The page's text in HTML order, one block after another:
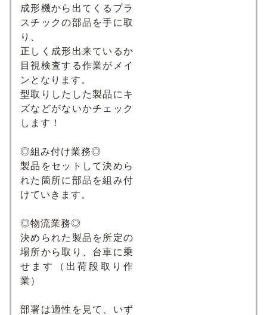
成形機から出てくるプラ
スチックの部品を⼿に取
り、
正しく成形出来ているか
⽬視検査する作業がメイ
ンとなります。
型取りしたした製品にキ
ズなどがないかチェック
します！
◎組み付け業務◎
製品をセットして決めら
れた箇所に部品を組み付
けていきます。
◎物流業務◎
決められた製品を所定の
場所から取り、台⾞に乗
せます（出荷段取り作
業）
部署は適性を⾒て、いず